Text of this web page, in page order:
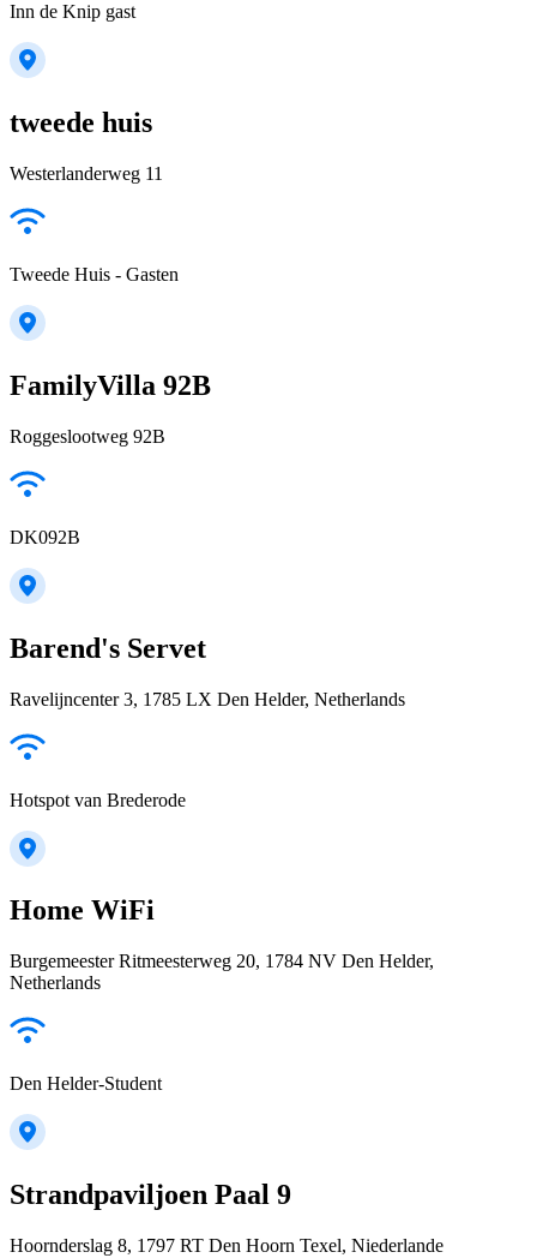
Inn de Knip gast
tweede huis
Westerlanderweg 11
Tweede Huis - Gasten
FamilyVilla 92B
Roggeslootweg 92B
DK092B
Barend's Servet
Ravelijncenter 3, 1785 LX Den Helder, Netherlands
Hotspot van Brederode
Home WiFi
Burgemeester Ritmeesterweg 20, 1784 NV Den Helder,
Netherlands
Den Helder-Student
Strandpaviljoen Paal 9
Hoornderslag 8, 1797 RT Den Hoorn Texel, Niederlande